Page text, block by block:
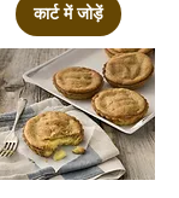
कार्ट में जोड़ें